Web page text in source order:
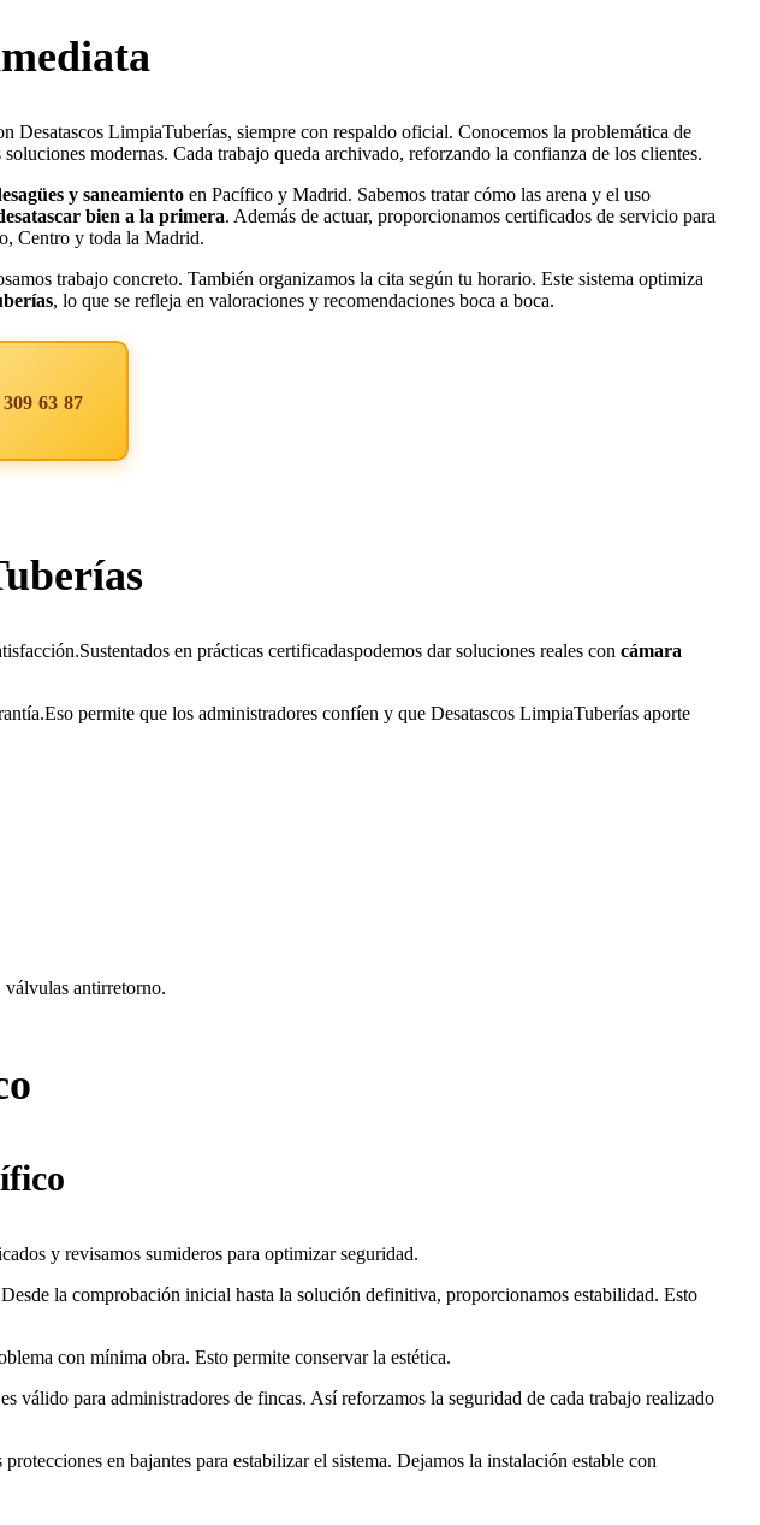
Desatascos LimpiaTuberías, siempre con respaldo oficial. Conocemos la problemática de
modernas. Cada trabajo queda archivado, reforzando la confianza de los clientes.
y saneamiento en Pacífico y Madrid. Sabemos tratar cómo las arena y el uso
bien a la primera. Además de actuar, proporcionamos certificados de servicio para
Centro y toda la Madrid.
trabajo concreto. También organizamos la cita según tu horario. Este sistema optimiza
, lo que se refleja en valoraciones y recomendaciones boca a boca.
63 87
en prácticas certificadaspodemos dar soluciones reales con cámara
permite que los administradores confíen y que Desatascos LimpiaTuberías aporte
válvulas antirretorno.
y revisamos sumideros para optimizar seguridad.
la comprobación inicial hasta la solución definitiva, proporcionamos estabilidad. Esto
con mínima obra. Esto permite conservar la estética.
válido para administradores de fincas. Así reforzamos la seguridad de cada trabajo realizado
en bajantes para estabilizar el sistema. Dejamos la instalación estable con